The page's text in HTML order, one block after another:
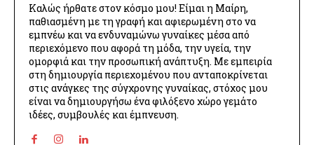
Καλώς ήρθατε στον κόσμο μου! Είμαι η Μαίρη,
παθιασμένη με τη γραφή και αφιερωμένη στο να
εμπνέω και να ενδυναμώνω γυναίκες μέσα από
περιεχόμενο που αφορά τη μόδα, την υγεία, την
ομορφιά και την προσωπική ανάπτυξη. Με εμπειρία
στη δημιουργία περιεχομένου που ανταποκρίνεται
στις ανάγκες της σύγχρονης γυναίκας, στόχος μου
είναι να δημιουργήσω ένα φιλόξενο χώρο γεμάτο
ιδέες, συμβουλές και έμπνευση.